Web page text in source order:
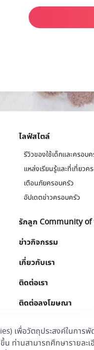
เพื่อวัตถุประสงค์ในการ
ท่านสามารถศึกษารายละเ
ไลฟ์สไตล์
รีวิวของใช้เด็กและครอบค
แหล่งเรียนรู้และที่เที่ยวค
เตือนภัยครอบครัว
อัปเดตข่าวครอบครัว
รักลูก Community of
ข่าวกิจกรรม
เกี่ยวกับเรา
ติดต่อเรา
ติดต่อลงโฆษณา